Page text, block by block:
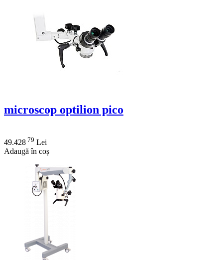
microscop optilion pico
49.428 79 Lei
Adaugă în coș